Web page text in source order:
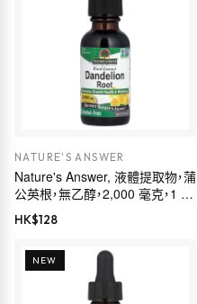
NATURE'S ANSWER
Nature's Answer, 液體提取物，蒲
公英根，無乙醇，2,000 毫克，1 液
量盎司（30 毫升）
HK$128
NEW